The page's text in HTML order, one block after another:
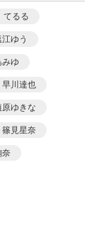
てるる
江ゆう
みゆ
早川達也
原ゆきな
篠見星奈
奈